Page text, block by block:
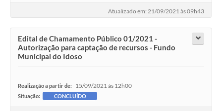
Atualizado em: 21/09/2021 às 09h43
Edital de Chamamento Público 01/2021 -
Autorização para captação de recursos - Fundo
Municipal do Idoso
Realização a partir de: 15/09/2021 às 12h00
Situação: CONCLUÍDO